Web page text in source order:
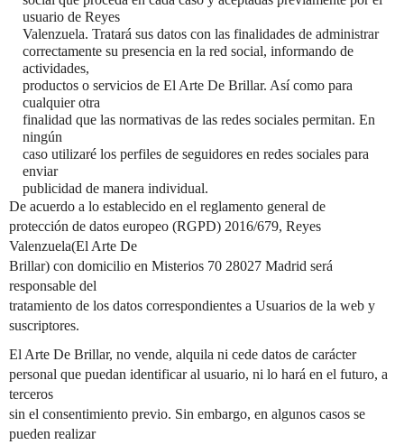
usuario de Reyes
Valenzuela. Tratará sus datos con las finalidades de administrar
correctamente su presencia en la red social, informando de
actividades,
productos o servicios de El Arte De Brillar. Así como para
cualquier otra
finalidad que las normativas de las redes sociales permitan. En
ningún
caso utilizaré los perfiles de seguidores en redes sociales para
enviar
publicidad de manera individual.
De acuerdo a lo establecido en el reglamento general de
protección de datos europeo (RGPD) 2016/679, Reyes
Valenzuela(El Arte De
Brillar) con domicilio en Misterios 70 28027 Madrid será
responsable del
tratamiento de los datos correspondientes a Usuarios de la web y
suscriptores.
El Arte De Brillar, no vende, alquila ni cede datos de carácter
personal que puedan identificar al usuario, ni lo hará en el futuro, a
terceros
sin el consentimiento previo. Sin embargo, en algunos casos se
pueden realizar